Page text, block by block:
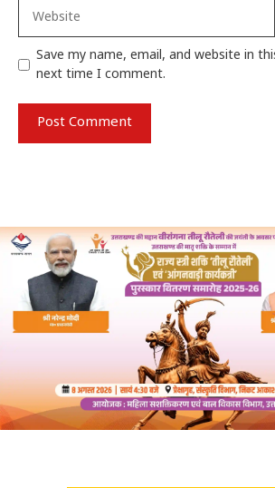
Save my name, email, and website in
next time I comment.